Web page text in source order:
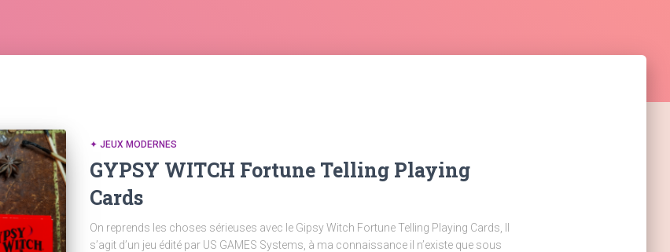
✦ JEUX MODERNES
GYPSY WITCH Fortune Telling Playing
Cards
On reprends les choses sérieuses avec le Gipsy Witch Fortune Telling Playing Cards, Il
s’agit d’un jeu édité par US GAMES Systems, à ma connaissance il n’existe que sous